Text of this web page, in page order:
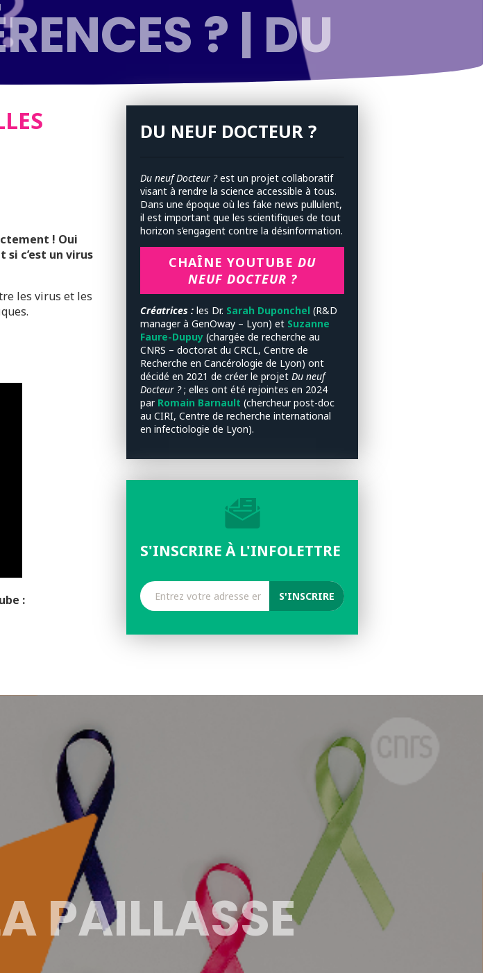
? | DU
?
! Oui
c’est un virus
les virus et les
:
DU NEUF DOCTEUR ?
Du neuf Docteur ?est un projet collaboratif
visant à rendre la science accessible à tous.
Dans une époque où les fake news pullulent,
il est important que les scientifiques de tout
horizon s’engagent contre la désinformation.
CHAÎNE YOUTUBE DU
NEUF DOCTEUR ?
Créatrices : les Dr. Sarah Duponchel (R&D
manager à GenOway – Lyon) et Suzanne
Faure-Dupuy (chargée de recherche au
CNRS – doctorat du CRCL, Centre de
Recherche en Cancérologie de Lyon) ont
décidé en 2021 de créer le projet Du neuf
Docteur ?; elles ont été rejointes en 2024
parRomain Barnault (chercheur post-doc
au CIRI, Centre de recherche international
en infectiologie de Lyon).
S'INSCRIRE À L'INFOLETTRE
PAILLASSE